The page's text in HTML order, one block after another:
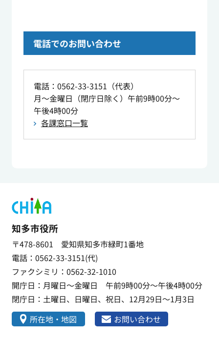
電話でのお問い合わせ
電話：0562-33-3151（代表）
月～金曜日（閉庁日除く）午前9時00分～
午後4時00分
各課窓口一覧
知多市役所
〒478-8601 愛知県知多市緑町1番地
電話：0562-33-3151(代)
ファクシミリ：0562-32-1010
開庁日：月曜日～金曜日 午前9時00分～午後4時00分
閉庁日：土曜日、日曜日、祝日、12月29日～1月3日
所在地・地図
お問い合わせ